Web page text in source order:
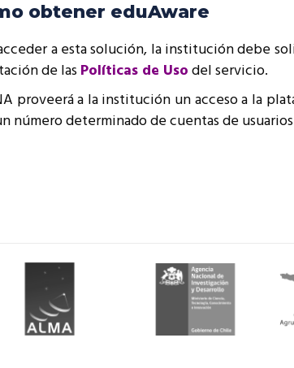
obtener eduAware
a esta solución, la institución debe
de las Políticas de Usodel servicio.
proveerá a la institución un acceso a la
número determinado de cuentas de